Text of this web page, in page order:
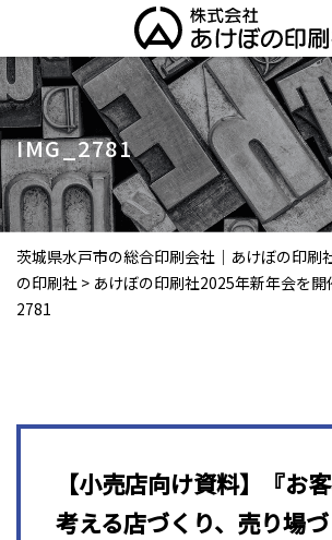
IMG_2781
茨城県水戸市の総合印刷会社｜あけぼの印刷
の印刷社 > あけぼの印刷社2025年新年会を開
2781
【小売店向け資料】『お
考える店づくり、売り場づ